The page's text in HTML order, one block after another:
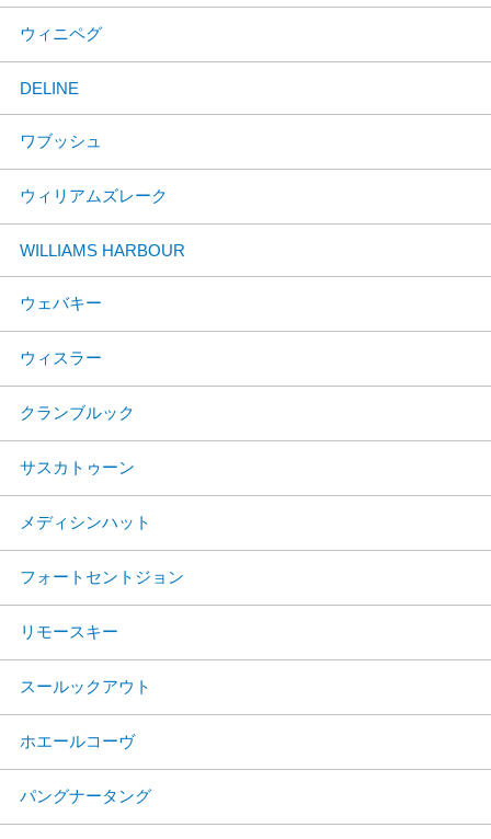
ウィニペグ
DELINE
ワブッシュ
ウィリアムズレーク
WILLIAMS HARBOUR
ウェバキー
ウィスラー
クランブルック
サスカトゥーン
メディシンハット
フォートセントジョン
リモースキー
スールックアウト
ホエールコーヴ
パングナータング